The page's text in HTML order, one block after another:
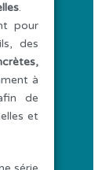
.
pour
des
à
de
et